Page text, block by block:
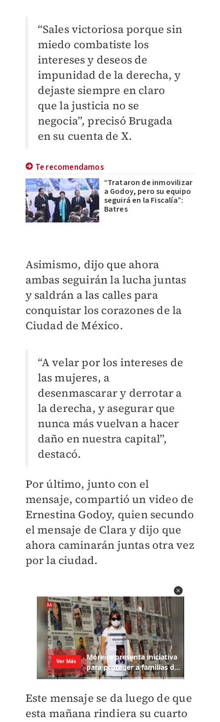
“Sales victoriosa porque sin
miedo combatiste los
intereses y deseos de
impunidad de la derecha, y
dejaste siempre en claro
que la justicia no se
negocia”, precisó Brugada
en su cuenta de X.
Te recomendamos
“Trataron de inmovilizar
a Godoy, pero su equipo
seguirá en la Fiscalía”:
Batres
Asimismo, dijo que ahora
ambas seguirán la lucha juntas
y saldrán a las calles para
conquistar los corazones de la
Ciudad de México.
“A velar por los intereses de
las mujeres, a
desenmascarar y derrotar a
la derecha, y asegurar que
nunca más vuelvan a hacer
daño en nuestra capital”,
destacó.
Por último, junto con el
mensaje, compartió un video de
Ernestina Godoy, quien secundo
el mensaje de Clara y dijo que
ahora caminarán juntas otra vez
por la ciudad.
Este mensaje se da luego de que
esta mañana rindiera su cuarto